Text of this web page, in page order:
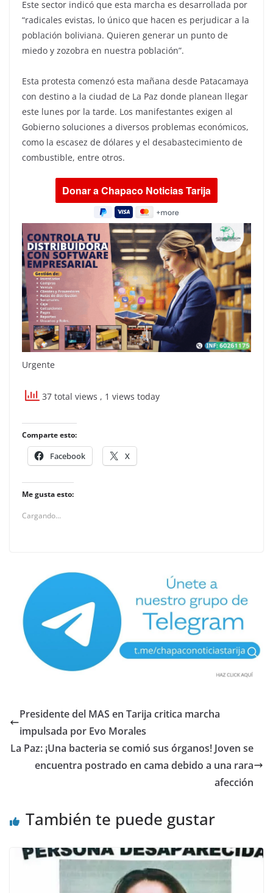
Este sector indicó que esta marcha es desarrollada por
“radicales evistas, lo único que hacen es perjudicar a la
población boliviana. Quieren generar un punto de
miedo y zozobra en nuestra población”.
Esta protesta comenzó esta mañana desde Patacamaya
con destino a la ciudad de La Paz donde planean llegar
este lunes por la tarde. Los manifestantes exigen al
Gobierno soluciones a diversos problemas económicos,
como la escasez de dólares y el desabastecimiento de
combustible, entre otros.
Urgente
37 total views , 1 views today
Comparte esto:
Facebook X
Me gusta esto:
Cargando...
Presidente del MAS en Tarija critica marcha
impulsada por Evo Morales
La Paz: ¡Una bacteria se comió sus órganos! Joven se
encuentra postrado en cama debido a una rara
afección
También te puede gustar